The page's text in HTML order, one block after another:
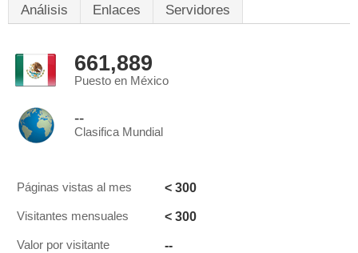
Análisis Enlaces Servidores
661,889
Puesto en México
--
Clasifica Mundial
Páginas vistas al mes < 300
Visitantes mensuales < 300
Valor por visitante --